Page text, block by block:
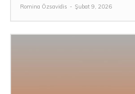
Romina Özsavidis - Şubat 9, 2026